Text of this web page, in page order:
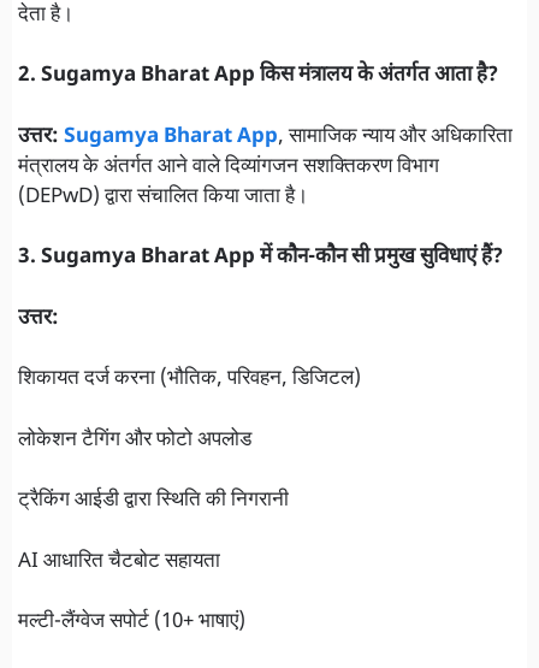
देता है।
2. Sugamya Bharat App किस मंत्रालय के अंतर्गत आता है?
उत्तर: Sugamya Bharat App, सामाजिक न्याय और अधिकारिता
मंत्रालय के अंतर्गत आने वाले दिव्यांगजन सशक्तिकरण विभाग
(DEPwD) द्वारा संचालित किया जाता है।
3. Sugamya Bharat App में कौन-कौन सी प्रमुख सुविधाएं हैं?
उत्तर:
शिकायत दर्ज करना (भौतिक, परिवहन, डिजिटल)
लोकेशन टैगिंग और फोटो अपलोड
ट्रैकिंग आईडी द्वारा स्थिति की निगरानी
AI आधारित चैटबोट सहायता
मल्टी-लैंग्वेज सपोर्ट (10+ भाषाएं)